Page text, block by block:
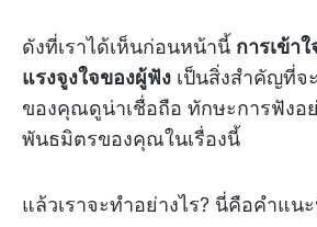
ดังที่เราได้เห็นก่อนหน้านี้ การเข้า
แรงจูงใจของผู้ฟัง เป็นสิ่งสำคัญที่จ
ของคุณดูน่าเชื่อถือ ทักษะการฟังอ
พันธมิตรของคุณในเรื่องนี้
แล้วเราจะทำอย่างไร? นี่คือคำแน